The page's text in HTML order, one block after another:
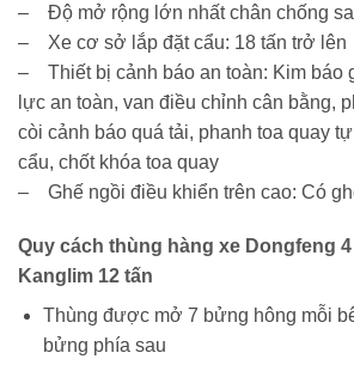
– Độ mở rộng lớn nhất chân chống
– Xe cơ sở lắp đặt cẩu: 18 tấn trở lên
– Thiết bị cảnh báo an toàn: Kim báo
lực an toàn, van điều chỉnh cân bằng,
còi cảnh báo quá tải, phanh toa quay
cẩu, chốt khóa toa quay
– Ghế ngồi điều khiển trên cao: Có
Quy cách thùng hàng xe Dongfeng
Kanglim 12 tấn
Thùng được mở 7 bửng hông mỗi
bửng phía sau